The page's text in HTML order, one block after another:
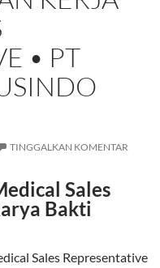
• PT
TINGGALKAN KOMENTAR
Sales
Bakti
Sales Representative